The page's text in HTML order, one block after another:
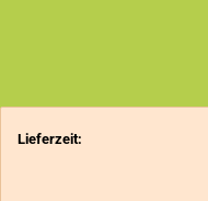
Lieferzeit: